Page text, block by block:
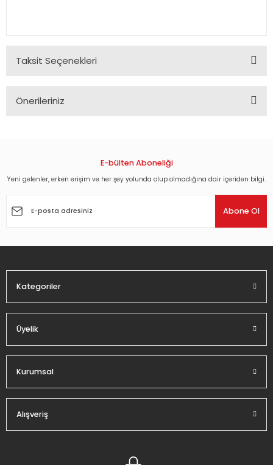
Taksit Seçenekleri
Önerileriniz
Görüş ve önerileriniz için teşekkür ederiz.
Ürün açıklamasında eksik bilgiler bulunuyor.
Ürün fiyatı diğer sitelerden daha pahalı.
E-bülten Aboneliği
Yeni gelenler, erken erişim ve her şey yolunda olup olmadığına dair içeriden bilgi.
Abone Ol
Kategoriler
Üyelik
Kurumsal
Alışveriş